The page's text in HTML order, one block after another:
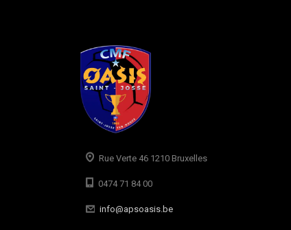
Rue Verte 46 1210 Bruxelles
0474 71 84 00
info@apsoasis.be